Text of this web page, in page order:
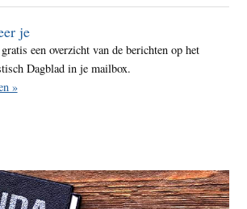
je
een overzicht van de berichten op het
Dagblad in je mailbox.
»